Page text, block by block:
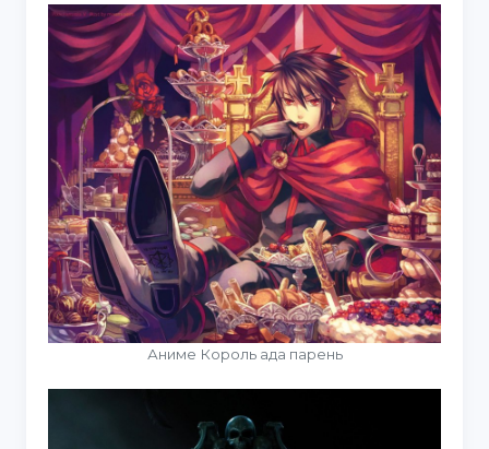
Аниме Король ада парень